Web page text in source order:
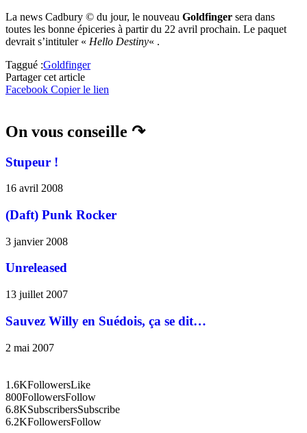
La news Cadbury © du jour, le nouveau Goldfinger sera dans
toutes les bonne épiceries à partir du 22 avril prochain. Le paquet
devrait s’intituler « Hello Destiny« .
Taggué :Goldfinger
Partager cet article
Facebook Copier le lien
On vous conseille ↷
Stupeur !
16 avril 2008
(Daft) Punk Rocker
3 janvier 2008
Unreleased
13 juillet 2007
Sauvez Willy en Suédois, ça se dit…
2 mai 2007
1.6KFollowersLike
800FollowersFollow
6.8KSubscribersSubscribe
6.2KFollowersFollow